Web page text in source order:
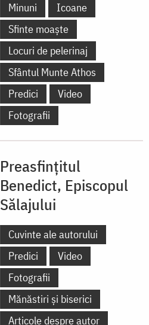
Minuni
Icoane
Sfinte moaște
Locuri de pelerinaj
Sfântul Munte Athos
Predici
Video
Fotografii
Preasfințitul
Benedict, Episcopul
Sălajului
Cuvinte ale autorului
Predici
Video
Fotografii
Mănăstiri și biserici
Articole despre autor